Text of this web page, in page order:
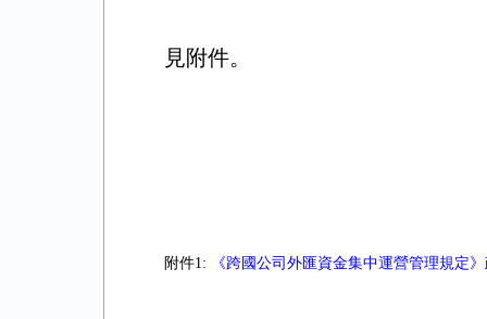
見附件。
附件1: 《跨國公司外匯資金集中運營管理規定